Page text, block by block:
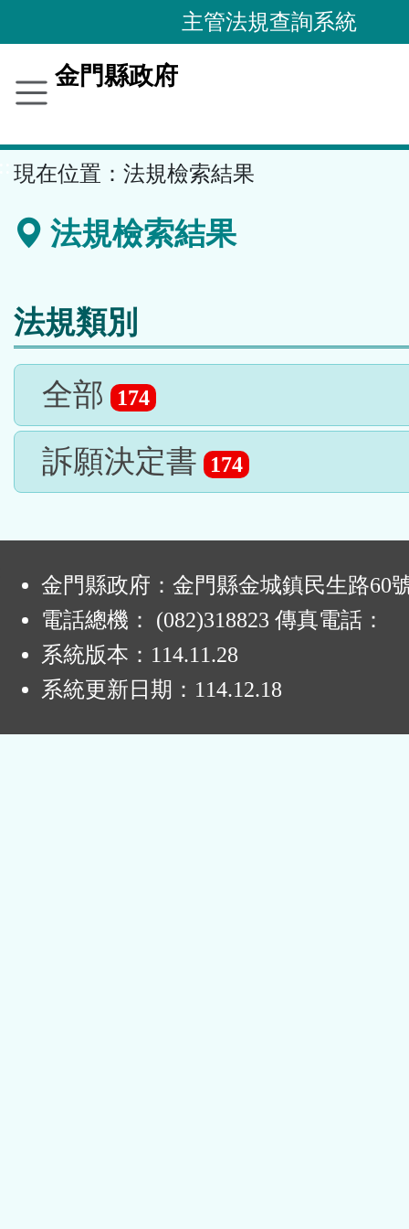
到
要
容
區
主管法規查詢系統
金門縣政府
現在位置： 法規檢索結果
法規檢索結果
法規類別
全部 174
訴願決定書 174
金門縣政府：金門縣金城鎮民生路60
電話總機： (082)318823 傳真電話：
系統版本： 114.11.28
系統更新日期： 114.12.18